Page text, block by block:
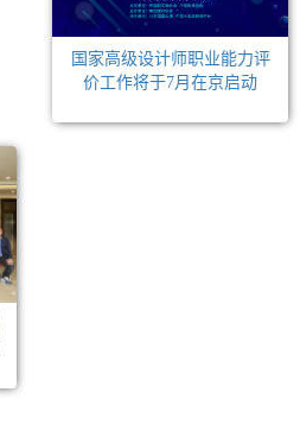
国家高级设计师职业能力评
价工作将于7月在京启动